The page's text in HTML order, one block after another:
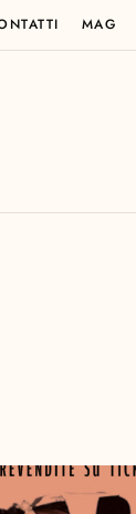
MAG